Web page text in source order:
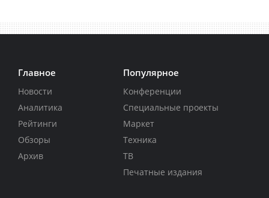
Главное
Новости
Аналитика
Рейтинги
Обзоры
Архив
Популярное
Конференции
Специальные проекты
Маркет
Техника
ТВ
Печатные издания